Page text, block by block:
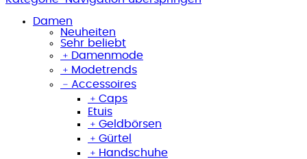
Damen
Neuheiten
Sehr beliebt
﹢ Damenmode
﹢ Modetrends
﹣ Accessoires
﹢ Caps
Etuis
﹢ Geldbörsen
﹢ Gürtel
﹢ Handschuhe